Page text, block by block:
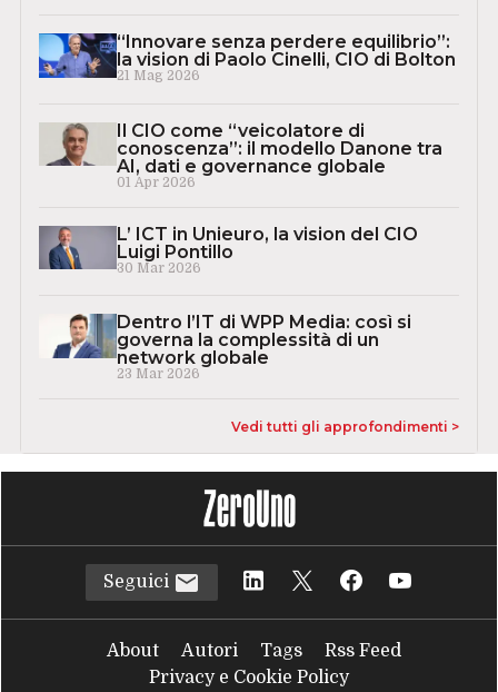
“Innovare senza perdere equilibrio”:
la vision di Paolo Cinelli, CIO di Bolton
21 Mag 2026
Il CIO come “veicolatore di
conoscenza”: il modello Danone tra
AI, dati e governance globale
01 Apr 2026
L’ ICT in Unieuro, la vision del CIO
Luigi Pontillo
30 Mar 2026
Dentro l’IT di WPP Media: così si
governa la complessità di un
network globale
23 Mar 2026
Vedi tutti gli approfondimenti >
Seguici
About Autori Tags
Rss Feed
Privacy e Cookie Policy